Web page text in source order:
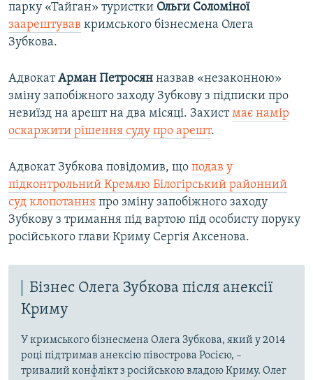
парку «Тайган» туристки Ольги Соломіної
заарештував кримського бізнесмена Олега
Зубкова.
АдвокатАрман Петросян назвав «незаконною»
зміну запобіжного заходу Зубкову з підписки про
невиїзд на арешт на два місяці. Захистмає намір
оскаржити рішення суду про арешт.
Адвокат Зубкова повідомив, що подав у
підконтрольний Кремлю Білогірський районний
суд клопотання про зміну запобіжного заходу
Зубкову з тримання під вартою під особисту поруку
російського глави Криму Сергія Аксенова.
Бізнес Олега Зубкова після анексії
Криму
У кримського бізнесмена Олега Зубкова, який у 2014
році підтримав анексію півострова Росією, –
тривалий конфлікт з російською владою Криму. Олег